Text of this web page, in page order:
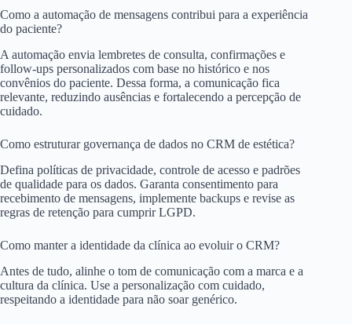
Como a automação de mensagens contribui para a experiência
do paciente?
A automação envia lembretes de consulta, confirmações e
follow-ups personalizados com base no histórico e nos
convênios do paciente. Dessa forma, a comunicação fica
relevante, reduzindo ausências e fortalecendo a percepção de
cuidado.
Como estruturar governança de dados no CRM de estética?
Defina políticas de privacidade, controle de acesso e padrões
de qualidade para os dados. Garanta consentimento para
recebimento de mensagens, implemente backups e revise as
regras de retenção para cumprir LGPD.
Como manter a identidade da clínica ao evoluir o CRM?
Antes de tudo, alinhe o tom de comunicação com a marca e a
cultura da clínica. Use a personalização com cuidado,
respeitando a identidade para não soar genérico.